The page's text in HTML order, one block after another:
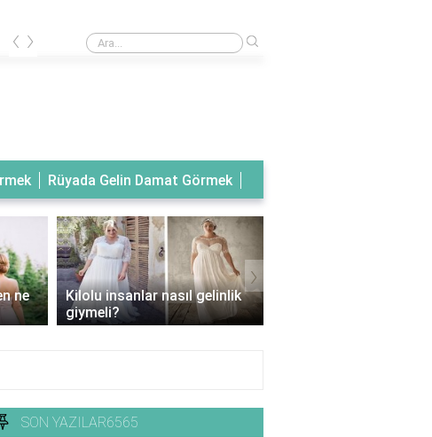
Rüyada tanıdık birinin gelinlik giydiğini görmek
‹ ›
Rüyada Gelin Damat Görmek
ne
Kilolu insanlar nasıl gelinlik
giymeli?
›
SON YAZILAR6565